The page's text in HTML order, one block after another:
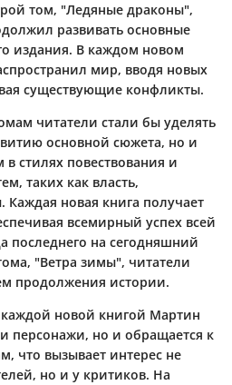
том, "Ледяные драконы",
развивать основные
издания. В каждом новом
мир, вводя новых
существующие конфликты.
читатели стали бы уделять
основной сюжета, но и
стилях повествования и
таких как власть,
Каждая новая книга получает
всемирный успех всей
последнего на сегодняшний
"Ветра зимы", читатели
продолжения истории.
каждой новой книгой Мартин
персонажи, но и обращается к
что вызывает интерес не
но и у критиков. На